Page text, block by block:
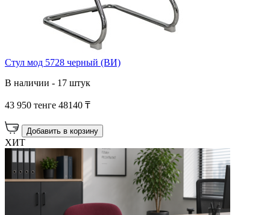
Стул мод 5728 черный (ВИ)
В наличии - 17 штук
43 950 тенге 48140 ₸
Добавить в корзину
ХИТ